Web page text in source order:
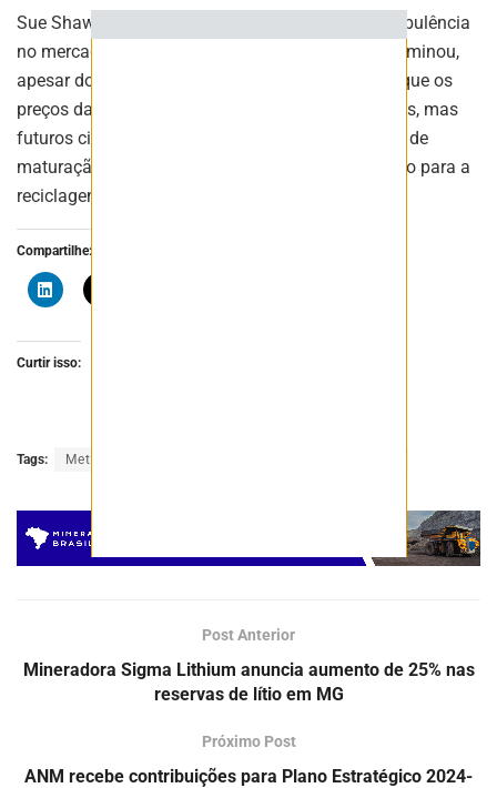
Sue Shaw, da Wood Mackenzie, destaca que a turbulência
no mercado de metais para baterias ainda não terminou,
apesar dos mercados amadurecerem. Ela afirma que os
preços das matérias-primas permanecerão voláteis, mas
futuros ciclos serão mais sustentados com sinais de
maturação nos mercados e uma crescente pressão para a
reciclagem.
Compartilhe:
Curtir isso:
Tags: Metais
Post Anterior
Mineradora Sigma Lithium anuncia aumento de 25% nas
reservas de lítio em MG
Próximo Post
ANM recebe contribuições para Plano Estratégico 2024-